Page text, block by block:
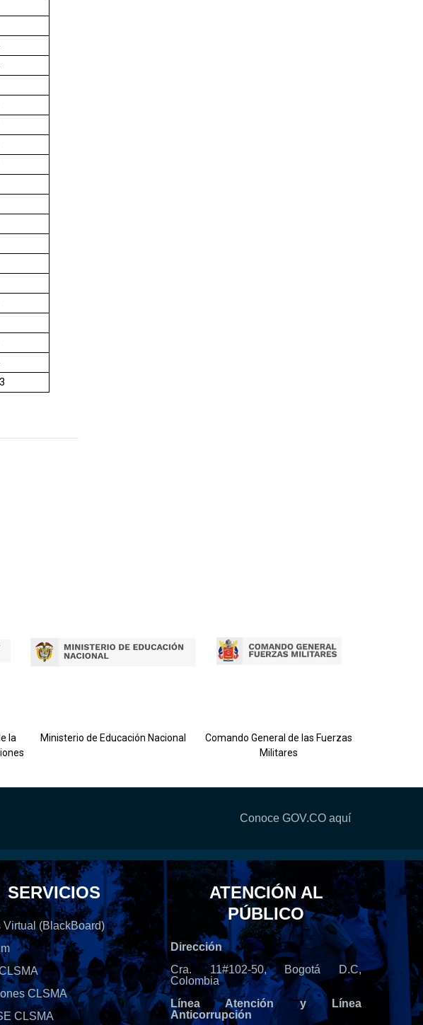
la
Ministerio de Educación Nacional
Comando General de las Fuerzas
Militares
Conoce GOV.CO aquí
SERVICIOS
Virtual (BlackBoard)
CLSMA
CLSMA
ATENCIÓN AL
PÚBLICO
Dirección
Cra. 11#102-50, Bogotá D.C,
Colombia
Línea Atención y Línea
Anticorrupción